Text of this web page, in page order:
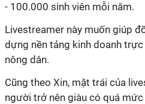
- 100.000 sinh viên mỗi năm.
Livestreamer này muốn giúp
dựng nền tảng kinh doanh
nông dân.
Cũng theo Xin, mặt trái của
người trở nên giàu có quá